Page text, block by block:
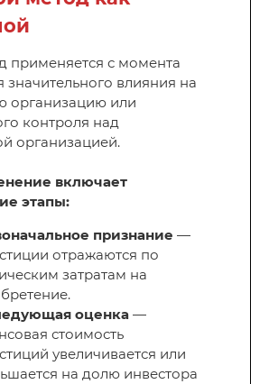
применяется с момента
значительного влияния на
организацию или
контроля над
организацией.
включает
этапы:
признание —
отражаются по
затратам на
оценка —
стоимость
увеличивается или
на долю инвестора